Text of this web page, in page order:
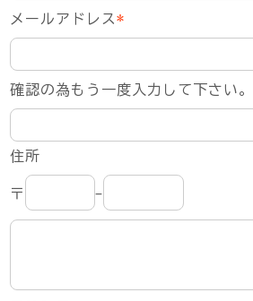
メールアドレス*
確認の為もう一度入力して下さい。
住所
〒 -